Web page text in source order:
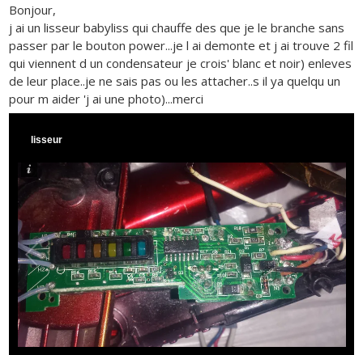
Bonjour,
j ai un lisseur babyliss qui chauffe des que je le branche sans
passer par le bouton power...je l ai demonte et j ai trouve 2 fil
qui viennent d un condensateur je crois' blanc et noir) enleves
de leur place..je ne sais pas ou les attacher..s il ya quelqu un
pour m aider 'j ai une photo)...merci
lisseur